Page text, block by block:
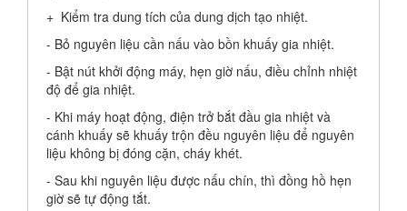
+ Kiểm tra dung tích của dung dịch tạo nhiệt.
- Bỏ nguyên liệu cần nấu vào bồn khuấy gia nhiệt.
- Bật nút khởi động máy, hẹn giờ nấu, điều chỉnh nhiệt
độ để gia nhiệt.
- Khi máy hoạt động, điện trở bắt đầu gia nhiệt và
cánh khuấy sẽ khuấy trộn đều nguyên liệu để nguyên
liệu không bị đóng cặn, cháy khét.
- Sau khi nguyên liệu được nấu chín, thì đồng hồ hẹn
giờ sẽ tự động tắt.